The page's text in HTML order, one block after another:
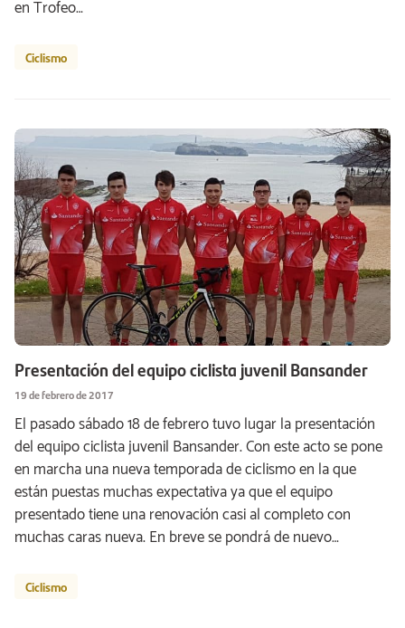
en Trofeo…
Ciclismo
Presentación del equipo ciclista juvenil Bansander
19 de febrero de 2017
El pasado sábado 18 de febrero tuvo lugar la presentación
del equipo ciclista juvenil Bansander. Con este acto se pone
en marcha una nueva temporada de ciclismo en la que
están puestas muchas expectativa ya que el equipo
presentado tiene una renovación casi al completo con
muchas caras nueva. En breve se pondrá de nuevo…
Ciclismo